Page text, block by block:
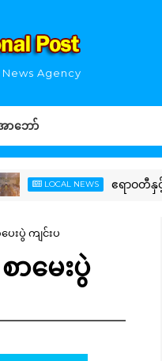
News Agency
ဘော်
LOCAL NEWS ဧရာဝတီနှင့် ငဝန်
းပွဲ ကျင်းပ
မေးပွဲ